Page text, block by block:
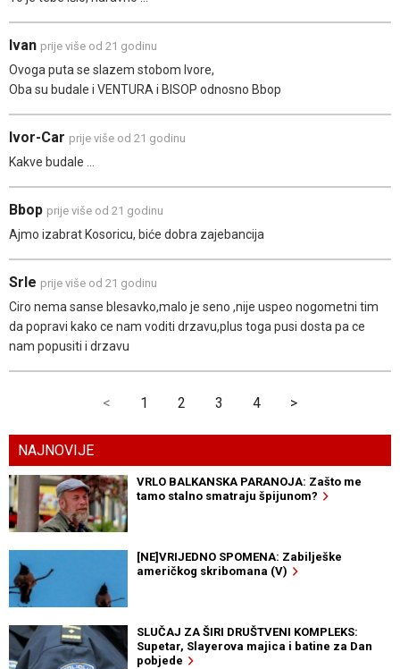
Ivan prije više od 21 godinu
Ovoga puta se slazem stobom Ivore,
Oba su budale i VENTURA i BISOP odnosno Bbop
Ivor-Car prije više od 21 godinu
Kakve budale ...
Bbop prije više od 21 godinu
Ajmo izabrat Kosoricu, biće dobra zajebancija
Srle prije više od 21 godinu
Ciro nema sanse blesavko,malo je seno ,nije uspeo nogometni tim
da popravi kako ce nam voditi drzavu,plus toga pusi dosta pa ce
nam popusiti i drzavu
< 1 2 3 4 >
NAJNOVIJE
VRLO BALKANSKA PARANOJA: Zašto me
tamo stalno smatraju špijunom?
[NE]VRIJEDNO SPOMENA: Zabilješke
američkog skribomana (V)
SLUČAJ ZA ŠIRI DRUŠTVENI KOMPLEKS:
Supetar, Slayerova majica i batine za Dan
pobjede